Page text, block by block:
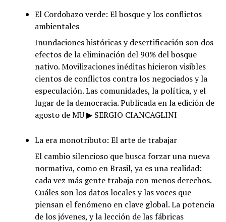
El Cordobazo verde: El bosque y los conflictos
ambientales
Inundaciones históricas y desertificación son dos
efectos de la eliminación del 90% del bosque
nativo. Movilizaciones inéditas hicieron visibles
cientos de conflictos contra los negociados y la
especulación. Las comunidades, la política, y el
lugar de la democracia. Publicada en la edición de
agosto de MU ▶ SERGIO CIANCAGLINI
La era monotributo: El arte de trabajar
El cambio silencioso que busca forzar una nueva
normativa, como en Brasil, ya es una realidad:
cada vez más gente trabaja con menos derechos.
Cuáles son los datos locales y las voces que
piensan el fenómeno en clave global. La potencia
de los jóvenes, y la lección de las fábricas